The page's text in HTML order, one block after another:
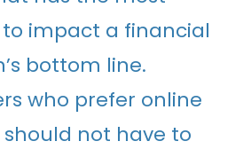
impact a financial
bottom line.
who prefer online
not have to